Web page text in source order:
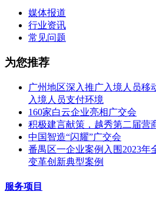
媒体报道
行业资讯
常见问题
为您推荐
广州地区深入推广入境人员移
入境人员支付环境
160家白云企业亮相广交会
积极建言献策，越秀第二届营
中国智造“闪耀”广交会
番禺区一企业案例入围2023年
变革创新典型案例
服务项目